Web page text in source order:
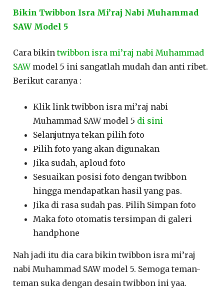
Bikin Twibbon Isra Mi’raj Nabi Muhammad
SAW Model 5
Cara bikintwibbon isra mi’raj nabi Muhammad
SAWmodel 5 ini sangatlah mudah dan anti ribet.
Berikut caranya :
Klik link twibbon isra mi’raj nabi
Muhammad SAW model 5 di sini
Selanjutnya tekan pilih foto
Pilih foto yang akan digunakan
Jika sudah, aploud foto
Sesuaikan posisi foto dengan twibbon
hingga mendapatkan hasil yang pas.
Jika di rasa sudah pas. Pilih Simpan foto
Maka foto otomatis tersimpan di galeri
handphone
Nah jadi itu dia cara bikin twibbon isra mi’raj
nabi Muhammad SAW model 5. Semoga teman-
teman suka dengan desain twibbon ini yaa.